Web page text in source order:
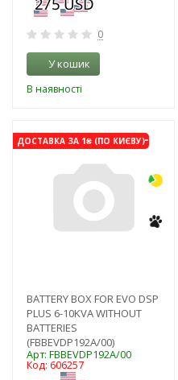
0
У кошик
В наявності
ДОСТАВКА ЗА 1₴ (ПО КИЄВУ)-3%
BATTERY BOX FOR EVO DSP
PLUS 6-10KVA WITHOUT
BATTERIES
(FBBEVDP192A/00)
Арт: FBBEVDP192A/00
Код: 606257